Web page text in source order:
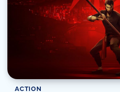
ACTION